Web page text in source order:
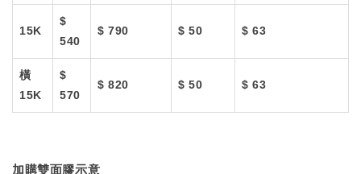
15K
$
540
$ 790 $ 50 $ 63
橫
15K
$
570
$ 820 $ 50 $ 63
加購雙面膠示意